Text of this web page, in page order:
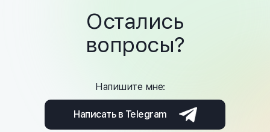
Остались
вопросы?
Напишите мне:
Написать в Telegram